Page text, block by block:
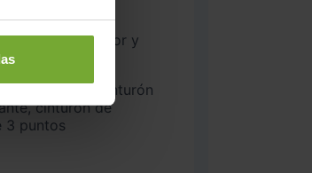
cinturón de
3 puntos